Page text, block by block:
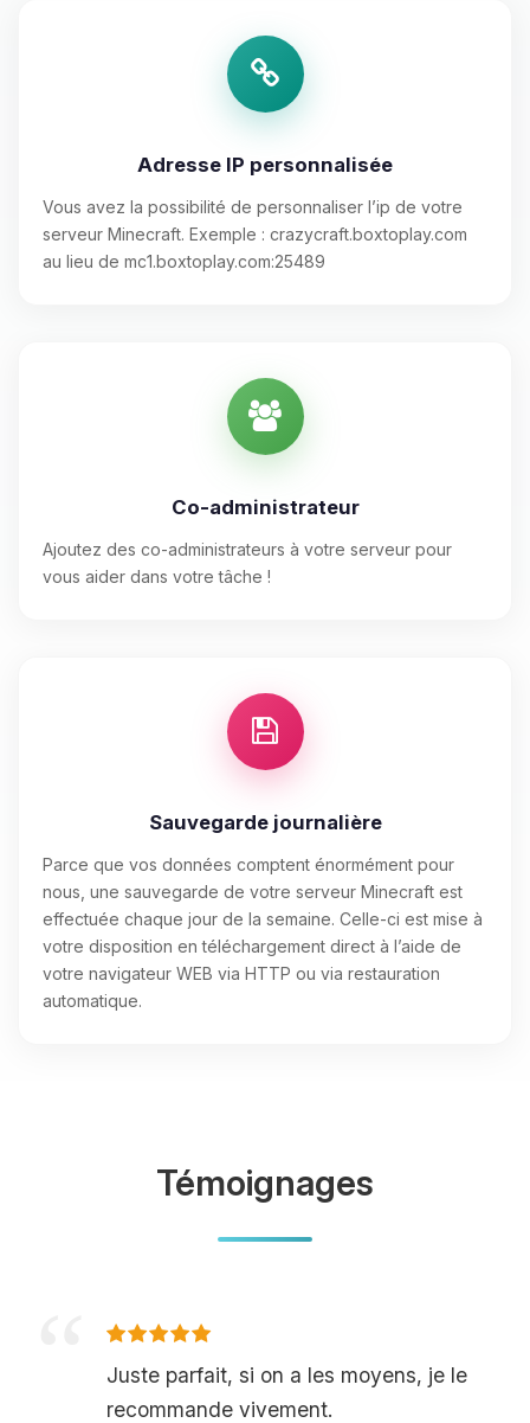
Adresse IP personnalisée
Vous avez la possibilité de personnaliser l’ip de votre
serveur Minecraft. Exemple : crazycraft.boxtoplay.com
au lieu de mc1.boxtoplay.com:25489
Co-administrateur
Ajoutez des co-administrateurs à votre serveur pour
vous aider dans votre tâche !
Sauvegarde journalière
Parce que vos données comptent énormément pour
nous, une sauvegarde de votre serveur Minecraft est
effectuée chaque jour de la semaine. Celle-ci est mise à
votre disposition en téléchargement direct à l’aide de
votre navigateur WEB via HTTP ou via restauration
automatique.
Témoignages
Juste parfait, si on a les moyens, je le
recommande vivement.